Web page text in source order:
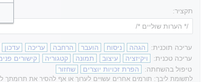
תקציר:
עריכה תוכנית: הגהה ניסוח הועבר הרחבה עריכה עדכון
עריכה טכנית:
ויקיזציה עיצוב תמונה קטגוריה קישורים
טיפול בהשחתה:
הפרת זכויות יוצרים שחזור
לתשומת ליבך: תורמים אחרים עשויים לערוך או אף להסיר את תרומתך